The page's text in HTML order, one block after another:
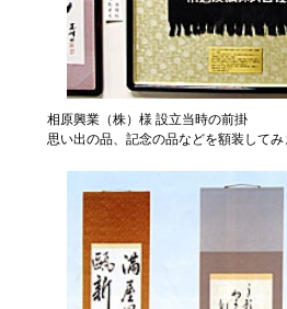
相原興業（株）様 設立当時の前掛
思い出の品、記念の品などを額装してみ